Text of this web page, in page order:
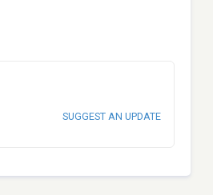
SUGGEST AN UPDATE